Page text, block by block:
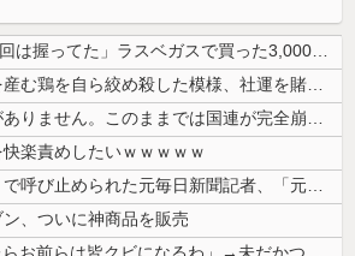
「2年間、たぶん1日4回は握ってた」ラスベガスで買った3,000円のキ...
フジテレビが金の卵を産む鶏を自ら絞め殺した模様、社運を賭けたドル箱コン...
国連事務総長「お金がありません。このままでは国連が完全崩壊します。助け...
快楽責めしたいｗｗｗｗｗ
後輩記者に歩道橋近くで呼び止められた元毎日新聞記者、「元毎日と名乗って...
ン、ついに神商品を販売